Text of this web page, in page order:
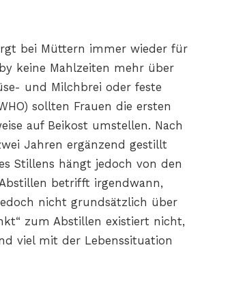
bei Müttern immer wieder für
keine Mahlzeiten mehr über
und Milchbrei oder feste
sollten Frauen die ersten
auf Beikost umstellen. Nach
Jahren ergänzend gestillt
Stillens hängt jedoch von den
betrifft irgendwann,
nicht grundsätzlich über
zum Abstillen existiert nicht,
viel mit der Lebenssituation